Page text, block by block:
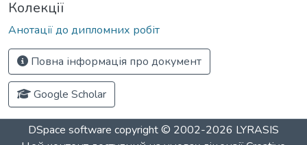
Колекції
Анотації до дипломних робіт
Повна інформація про документ
Google Scholar
DSpace software copyright © 2002-2026 LYRASIS